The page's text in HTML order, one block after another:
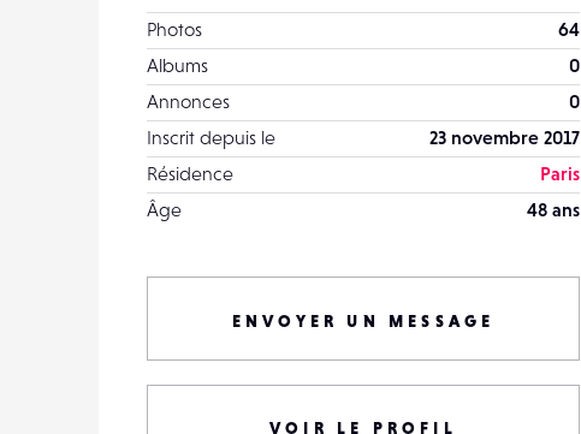
Photos
64
Albums
0
Annonces
0
Inscrit depuis le
23 novembre 2017
Résidence
Paris
Âge
48 ans
ENVOYER UN MESSAGE
VOIR LE PROFIL